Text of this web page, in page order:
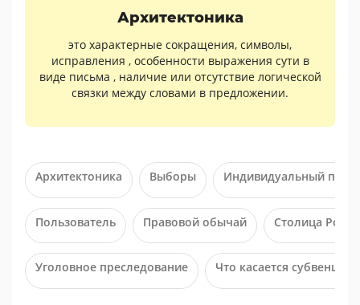
Архитектоника
это характерные сокращения, символы,
исправления , особенности выражения сути в
виде письма , наличие или отсутствие логической
связки между словами в предложении.
Архитектоника Выборы Индивидуальный
Пользователь Правовой обычай Столица
Уголовное преследование Что касается субвенций